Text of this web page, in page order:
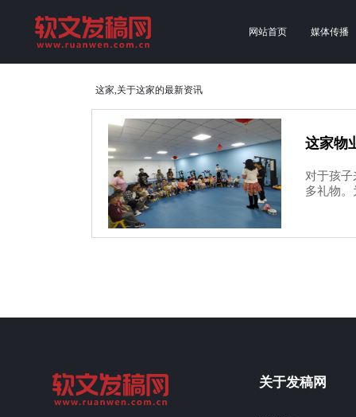
网站首页 媒体传播
这家,关于这家的最新资讯
这家物
对于孩
多礼物。
关于发稿网